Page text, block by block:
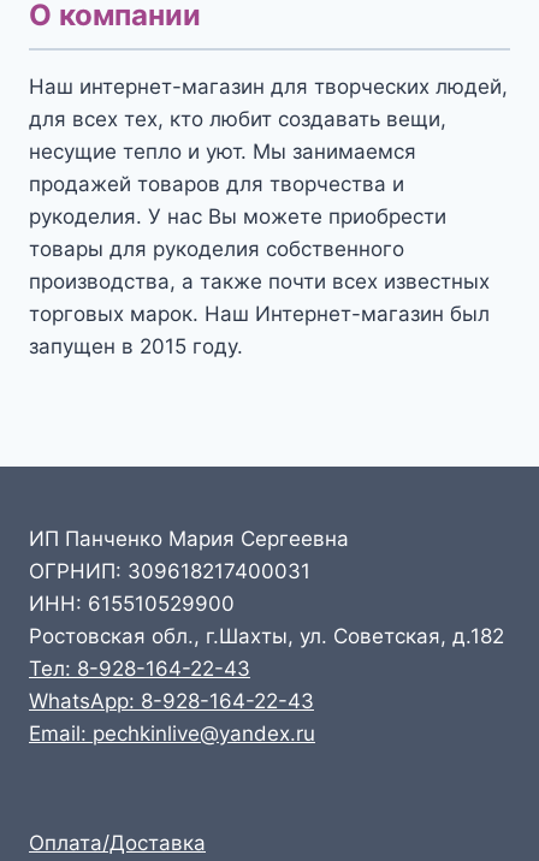
О компании
Наш интернет-магазин для творческих людей,
для всех тех, кто любит создавать вещи,
несущие тепло и уют. Мы занимаемся
продажей товаров для творчества и
рукоделия. У нас Вы можете приобрести
товары для рукоделия собственного
производства, а также почти всех известных
торговых марок. Наш Интернет-магазин был
запущен в 2015 году.
ИП Панченко Мария Сергеевна
ОГРНИП: 309618217400031
ИНН: 615510529900
Ростовская обл., г.Шахты, ул. Советская, д.182
Тел: 8-928-164-22-43
WhatsApp: 8-928-164-22-43
Email: pechkinlive@yandex.ru
Оплата/Доставка